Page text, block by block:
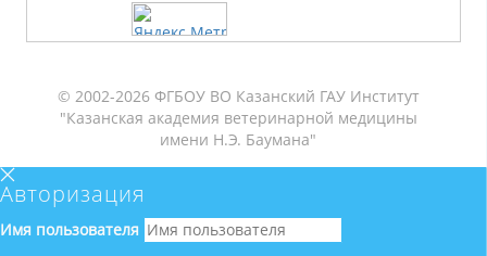
© 2002-2026 ФГБОУ ВО Казанский ГАУ Институт
"Казанская академия ветеринарной медицины
имени Н.Э. Баумана"
Авторизация
Имя пользователя